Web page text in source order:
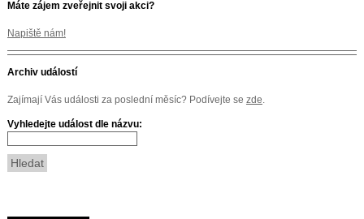
Máte zájem zveřejnit svoji akci?
Napiště nám!
Archiv událostí
Zajímají Vás události za poslední měsíc? Podívejte se zde.
Vyhledejte událost dle názvu: